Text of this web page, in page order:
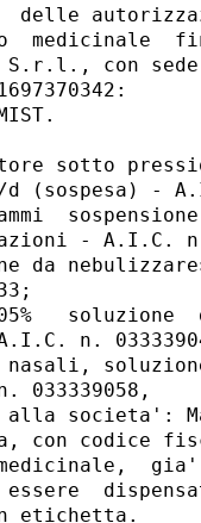
delle
medicinale
S.r.l., con
sotto
d (sospesa) -
- A.I.C.
da
soluzione
n.
033339058,
societa':
con codice
etichetta.